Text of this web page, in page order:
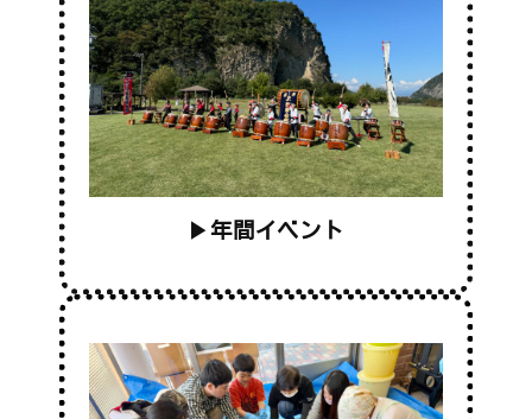
▶ 年間イベント